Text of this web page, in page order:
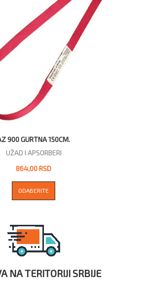
900 GURTNA 150CM.
UŽAD I APSORBERI
864,00 RSD
ODABERITE
NA TERITORIJI SRBIJE